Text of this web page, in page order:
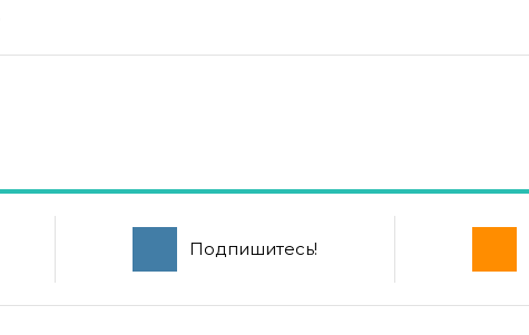
Подпишитесь!